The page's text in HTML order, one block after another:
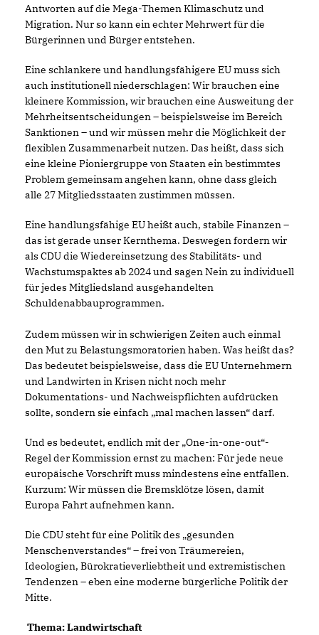
Antworten auf die Mega-Themen Klimaschutz und
Migration. Nur so kann ein echter Mehrwert für die
Bürgerinnen und Bürger entstehen.
Eine schlankere und handlungsfähigere EU muss sich
auch institutionell niederschlagen: Wir brauchen eine
kleinere Kommission, wir brauchen eine Ausweitung der
Mehrheitsentscheidungen – beispielsweise im Bereich
Sanktionen – und wir müssen mehr die Möglichkeit der
flexiblen Zusammenarbeit nutzen. Das heißt, dass sich
eine kleine Pioniergruppe von Staaten ein bestimmtes
Problem gemeinsam angehen kann, ohne dass gleich
alle 27 Mitgliedsstaaten zustimmen müssen.
Eine handlungsfähige EU heißt auch, stabile Finanzen –
das ist gerade unser Kernthema. Deswegen fordern wir
als CDU die Wiedereinsetzung des Stabilitäts- und
Wachstumspaktes ab 2024 und sagen Nein zu individuell
für jedes Mitgliedsland ausgehandelten
Schuldenabbauprogrammen.
Zudem müssen wir in schwierigen Zeiten auch einmal
den Mut zu Belastungsmoratorien haben. Was heißt das?
Das bedeutet beispielsweise, dass die EU Unternehmern
und Landwirten in Krisen nicht noch mehr
Dokumentations- und Nachweispflichten aufdrücken
sollte, sondern sie einfach „mal machen lassen“ darf.
Und es bedeutet, endlich mit der „One-in-one-out“-
Regel der Kommission ernst zu machen: Für jede neue
europäische Vorschrift muss mindestens eine entfallen.
Kurzum: Wir müssen die Bremsklötze lösen, damit
Europa Fahrt aufnehmen kann.
Die CDU steht für eine Politik des „gesunden
Menschenverstandes“ – frei von Träumereien,
Ideologien, Bürokratieverliebtheit und extremistischen
Tendenzen – eben eine moderne bürgerliche Politik der
Mitte.
Thema: Landwirtschaft